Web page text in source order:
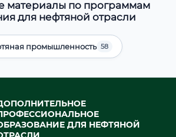
материалы по программам
для нефтяной отрасли
промышленность 58
ДЛЯ НЕФТЯНОЙ